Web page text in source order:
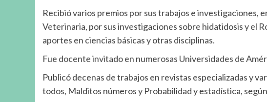
Recibió varios premios por sus trabajos e investigaciones,
Veterinaria, por sus investigaciones sobre hidatidosis y el
aportes en ciencias básicas y otras disciplinas.
Fue docente invitado en numerosas Universidades de
Publicó decenas de trabajos en revistas especializadas y
todos, Malditos números y Probabilidad y estadística,